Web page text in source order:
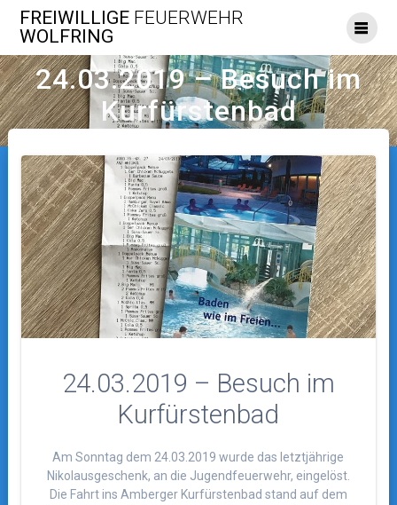
Skip
to
FREIWILLIGE FEUERWEHR
WOLFRING
24.03.2019 – Besuch im
Kurfürstenbad
24.03.2019 – Besuch im
Kurfürstenbad
Am Sonntag dem 24.03.2019 wurde das letztjährige
Nikolausgeschenk, an die Jugendfeuerwehr, eingelöst.
Die Fahrt ins Amberger Kurfürstenbad stand auf dem